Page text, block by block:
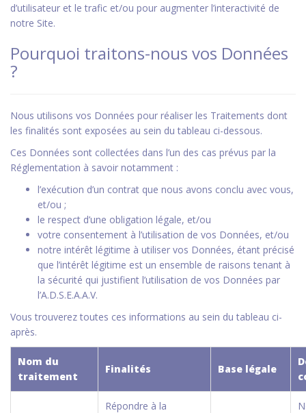
d’utilisateur et le trafic et/ou pour augmenter l’interactivité de
notre Site.
Pourquoi traitons-nous vos Données
?
Nous utilisons vos Données pour réaliser les Traitements dont
les finalités sont exposées au sein du tableau ci-dessous.
Ces Données sont collectées dans l’un des cas prévus par la
Réglementation à savoir notamment :
l’exécution d’un contrat que nous avons conclu avec vous,
et/ou ;
le respect d’une obligation légale, et/ou
votre consentement à l’utilisation de vos Données, et/ou
notre intérêt légitime à utiliser vos Données, étant précisé
que l’intérêt légitime est un ensemble de raisons tenant à
la sécurité qui justifient l’utilisation de vos Données par
l’A.D.S.E.A.A.V.
Vous trouverez toutes ces informations au sein du tableau ci-
après.
Nom du
traitement
Finalités Base légale
Répondre à la